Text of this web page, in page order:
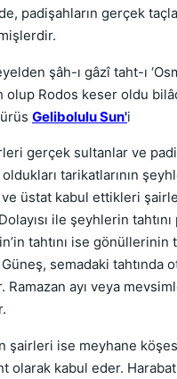
padişahların gerçek
şâh-ı gâzî taht-ı
olup Rodos keser oldu
Gelibolulu Sun'i
gerçek sultanlar ve
tarikatlarının
ve üstat kabul ettikleri
ile şeyhlerin
tahtını ise gönüllerinin
semadaki tahtında
Ramazan ayı veya
şairleri ise meyhane
olarak kabul eder.